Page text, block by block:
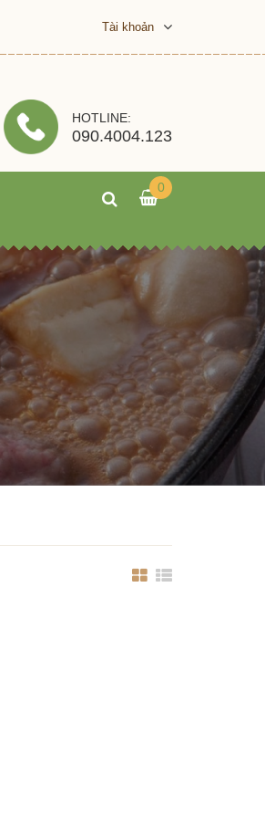
Tài khoản
HOTLINE:
090.4004.123
0